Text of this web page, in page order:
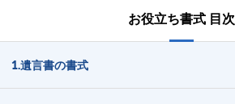
お役立ち書式 目次
1.遺言書の書式